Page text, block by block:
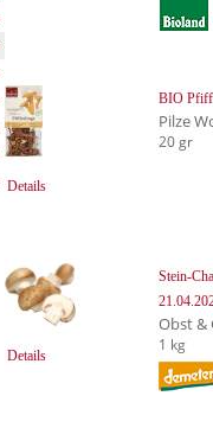
Details
BIO
Pilze
20 gr
Details
Stein-
Obst &
1 kg